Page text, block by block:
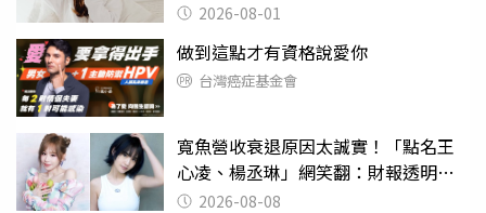
2026-08-01
做到這點才有資格說愛你
台灣癌症基金會
寬魚營收衰退原因太誠實！「點名王
心凌、楊丞琳」網笑翻：財報透明度
滿分2026-08-08